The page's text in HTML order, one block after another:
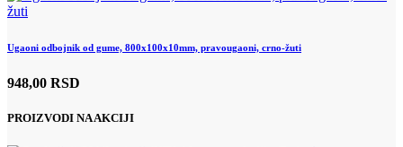
Ugaoni odbojnik od gume, 800x100x10mm, pravougaoni, crno-žuti
948,00 RSD
PROIZVODI NA AKCIJI